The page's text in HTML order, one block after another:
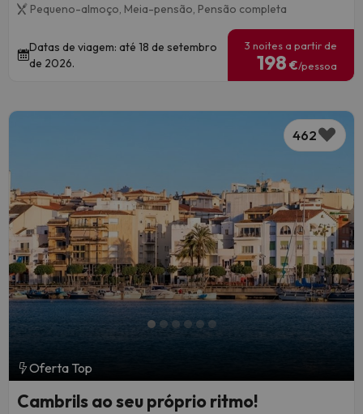
Pequeno-almoço, Meia-pensão, Pensão completa
Datas de viagem: até 18 de setembro
de 2026.
3 noites a partir de
198 €/pessoa
462
Oferta Top
Cambrils ao seu próprio ritmo!